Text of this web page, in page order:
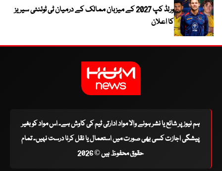
ورلڈ کپ 2027 کے میزبان ممالک کے درمیان ٹی ٹوئنٹی سیریز
کا اعلان
ہم نیوز پر شائع یا نشر ہونے والا مواد ادارتی ٹیم کی کاوش ہے۔ اس مواد کو بغیر
پیشگی اجازت کسی بھی صورت میں استعمال یا نقل کرنا درست نہیں۔ تمام
حقوق محفوظ ہیں © 2026